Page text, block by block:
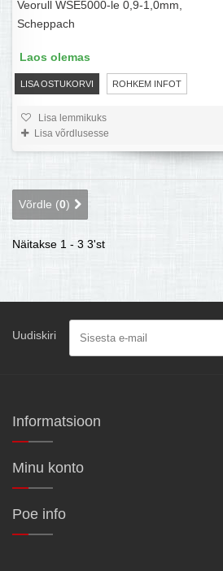
Veorull WSE5000-le 0,9-1,0mm,
Scheppach
LISA OSTUKORVI ROHKEM INFOT
Laos olemas
Lisa lemmikuks
Lisa võrdlusesse
Võrdle (0)
Näitakse 1 - 3 3'st
Uudiskiri
Informatsioon
Minu konto
Poe info